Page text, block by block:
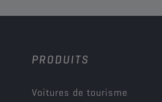
PRODUITS
Voitures de tourisme